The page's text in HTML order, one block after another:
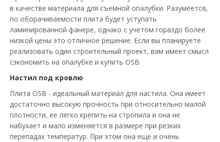
в качестве материала для съемной опалубки. Разумеется,
по оборачиваемости плита будет уступать
ламинированной фанере, однако с учетом гораздо более
низкой цены это отличное решение. Если вы планируете
реализовать один строительный проект, вам имеет смысл
сэкономить на опалубке и купить OSB.
Настил под кровлю
Плита OSB - идеальный материал для настила. Она имеет
достаточно высокую прочность при относительно малой
плотности, ее легко крепить на стропила и она не
набухает и мало изменяется в размере при резких
перепадах температур. При этом она еще и очень